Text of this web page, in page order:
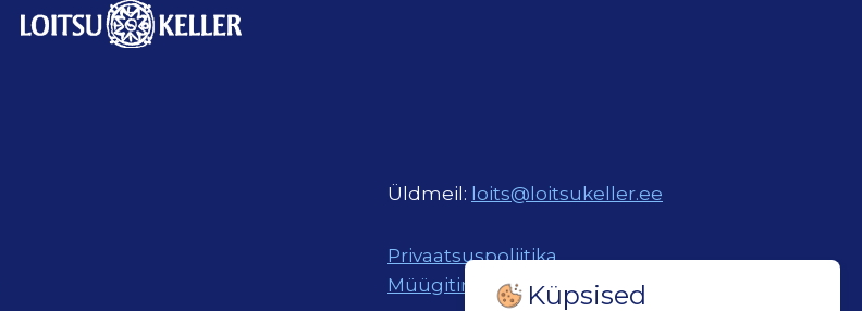
Üldmeil: loits@loitsukeller.ee
Privaatsuspoliitika
MüügitingimusedKüpsised